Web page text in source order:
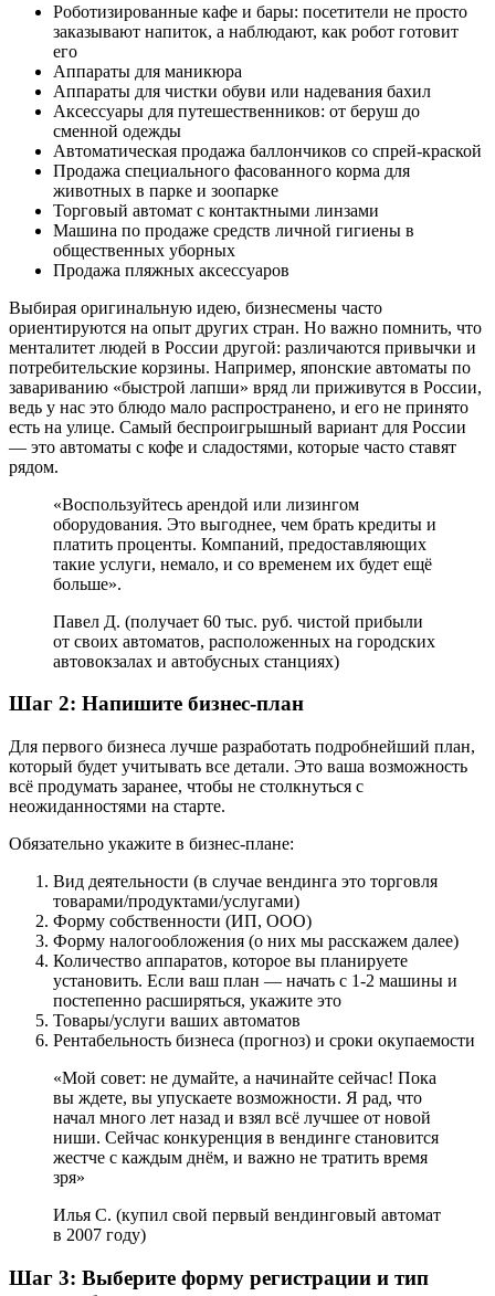
Роботизированные кафе и бары: посетители не просто
заказывают напиток, а наблюдают, как робот готовит
его
Аппараты для маникюра
Аппараты для чистки обуви или надевания бахил
Аксессуары для путешественников: от беруш до
сменной одежды
Автоматическая продажа баллончиков со спрей-краской
Продажа специального фасованного корма для
животных в парке и зоопарке
Торговый автомат с контактными линзами
Машина по продаже средств личной гигиены в
общественных уборных
Продажа пляжных аксессуаров
Выбирая оригинальную идею, бизнесмены часто
ориентируются на опыт других стран. Но важно помнить, что
менталитет людей в России другой: различаются привычки и
потребительские корзины. Например, японские автоматы по
завариванию «быстрой лапши» вряд ли приживутся в России,
ведь у нас это блюдо мало распространено, и его не принято
есть на улице. Самый беспроигрышный вариант для России
— это автоматы с кофе и сладостями, которые часто ставят
рядом.
«Воспользуйтесь арендой или лизингом
оборудования. Это выгоднее, чем брать кредиты и
платить проценты. Компаний, предоставляющих
такие услуги, немало, и со временем их будет ещё
больше».
Павел Д. (получает 60 тыс. руб. чистой прибыли
от своих автоматов, расположенных на городских
автовокзалах и автобусных станциях)
Шаг 2: Напишите бизнес-план
Для первого бизнеса лучше разработать подробнейший план,
который будет учитывать все детали. Это ваша возможность
всё продумать заранее, чтобы не столкнуться с
неожиданностями на старте.
Обязательно укажите в бизнес-плане:
Вид деятельности (в случае вендинга это торговля
товарами/продуктами/услугами)
Форму собственности (ИП, ООО)
Форму налогообложения (о них мы расскажем далее)
Количество аппаратов, которое вы планируете
установить. Если ваш план — начать с 1-2 машины и
постепенно расширяться, укажите это
Товары/услуги ваших автоматов
Рентабельность бизнеса (прогноз) и сроки окупаемости
«Мой совет: не думайте, а начинайте сейчас! Пока
вы ждете, вы упускаете возможности. Я рад, что
начал много лет назад и взял всё лучшее от новой
ниши. Сейчас конкуренция в вендинге становится
жестче с каждым днём, и важно не тратить время
зря»
Илья С. (купил свой первый вендинговый автомат
в 2007 году)
Шаг 3: Выберите форму регистрации и тип